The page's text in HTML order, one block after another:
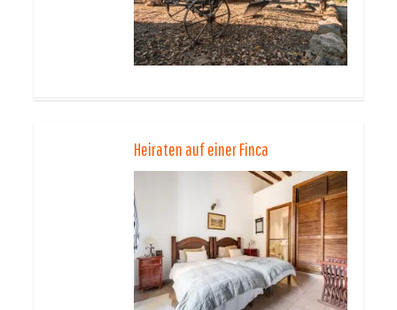
Heiraten auf einer Finca